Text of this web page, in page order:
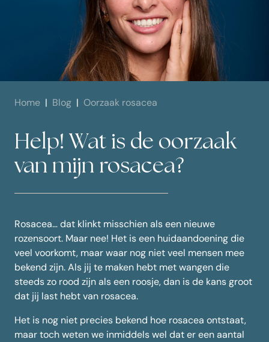
Home Blog Oorzaak rosacea
Help! Wat is de oorzaak
van mijn rosacea?
Rosacea… dat klinkt misschien als een nieuwe
rozensoort. Maar nee! Het is een huidaandoening die
veel voorkomt, maar waar nog niet veel mensen mee
bekend zijn. Als jij te maken hebt met wangen die
steeds zo rood zijn als een roosje, dan is de kans groot
dat jij last hebt van rosacea.
Het is nog niet precies bekend hoe rosacea ontstaat,
maar toch weten we inmiddels wel dat er een aantal